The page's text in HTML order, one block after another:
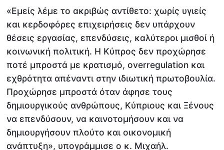
«Εμείς λέμε το ακριβώς αντίθετο: χωρίς υγιείς
και κερδοφόρες επιχειρήσεις δεν υπάρχουν
θέσεις εργασίας, επενδύσεις, καλύτεροι μισθοί ή
κοινωνική πολιτική. Η Κύπρος δεν προχώρησε
ποτέ μπροστά με κρατισμό, overregulation και
εχθρότητα απέναντι στην ιδιωτική πρωτοβουλία.
Προχώρησε μπροστά όταν άφησε τους
δημιουργικούς ανθρώπους, Κύπριους και Ξένους
να επενδύσουν, να καινοτομήσουν και να
δημιουργήσουν πλούτο και οικονομική
ανάπτυξη», υπογράμμισε ο κ. Μιχαήλ.